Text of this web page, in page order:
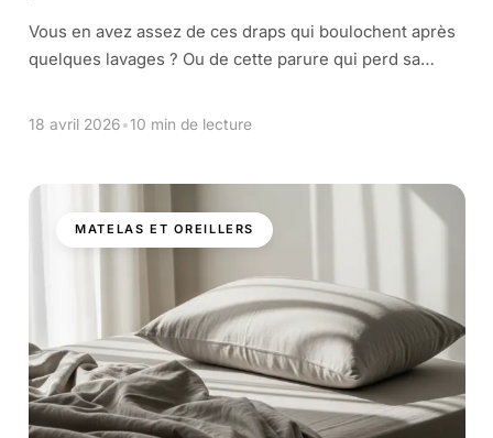
Vous en avez assez de ces draps qui boulochent après
quelques lavages ? Ou de cette parure qui perd sa
18 avril 2026•10 min de lecture
MATELAS ET OREILLERS